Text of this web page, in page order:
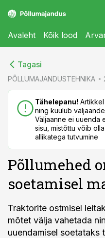
Avaleht Kõik lood
Tagasi
PÕLLUMAJANDUSTEHNIKA
Tähelepanu!
ning kuulub
Väljaanne ei uuenda
sisu, mistõttu võib
allikatega tutvumine
Põllumehed
soetamisel
Traktorite ostmisel
mõtet välja vahetada
uuendamisel soetataks